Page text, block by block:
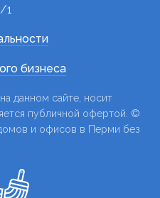
1
бизнеса
данном сайте, носит
публичной офертой. ©
и офисов в Перми без